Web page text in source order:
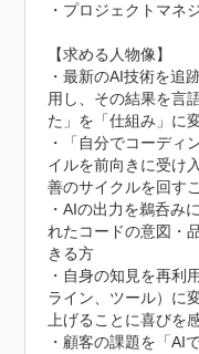
・プロジェクトマネ
【求める人物像】
・最新のAI技術を追
用し、その結果を言
た」を「仕組み」に
・「自分でコーディ
イルを前向きに受け
善のサイクルを回す
・AIの出力を鵜呑み
れたコードの意図・
きる方
・自身の知見を再利
ライン、ツール）に
上げることに喜びを
・顧客の課題を「AI